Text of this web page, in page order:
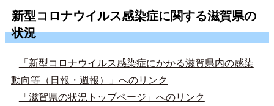
新型コロナウイルス感染症に関する滋賀県の
状況
「新型コロナウイルス感染症にかかる滋賀県内の感染
動向等（日報・週報）」へのリンク
「滋賀県の状況トップページ」へのリンク